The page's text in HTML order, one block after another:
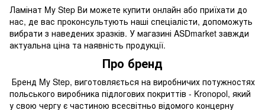
Ламінат My Step Ви можете купити онлайн або приїхати до
нас, де вас проконсультують наші спеціалісти, допоможуть
вибрати з наведених зразків. У магазині ASDmarket завжди
актуальна ціна та наявність продукції.
Про бренд
Бренд My Step, виготовляється на виробничих потужностях
польського виробника підлогових покриттів - Kronopol, який
у свою чергу є частиною всесвітньо відомого концерну